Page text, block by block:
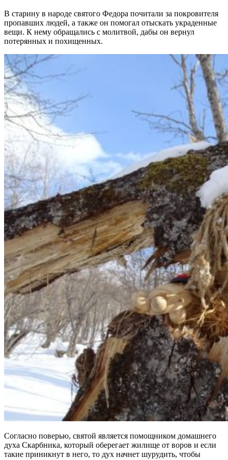
В старину в народе святого Федора почитали за покровителя
пропавших людей, а также он помогал отыскать украденные
вещи. К нему обращались с молитвой, дабы он вернул
потерянных и похищенных.
Согласно поверью, святой является помощником домашнего
духа Скарбника, который оберегает жилище от воров и если
такие приникнут в него, то дух начнет шурудить, чтобы